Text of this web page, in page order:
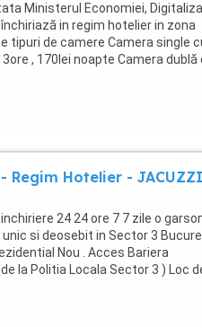
Ministerul Economiei,
in regim hotelier in zona
tipuri de camere Camera single
, 170lei noapte Camera dublă
Regim Hotelier - JACUZZI
24 24 ore 7 7 zile o
si deosebit in Sector 3
Nou . Acces Bariera
la Politia Locala Sector 3 ) Loc